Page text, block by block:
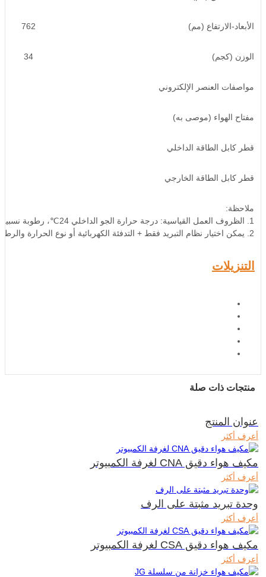
الأبعاد-الارتفاع (مم) 762
الوزن (كجم) 34
مواصفات العنصر الإلكتروني
مفتاح الهواء (موصى به)
قطر كابل الطاقة الداخلي
قطر كابل الطاقة الخارجي
ملاحظة:
1. الظروف العمل القياسية: درجة حرارة الجو الداخلي 24℃، رطوبة نسبية 50٪، درجة حرارة الجو الخارجي 35℃؛
2. يمكن اختيار نظام التبريد فقط + التدفئة الكهربائية أو نوع الحرارة والرطوبة الثابتة. يتم تكوين التيار العملي الأقصى ومفتاح الهواء الموصى به وفقًا لوحدة الحرارة والرطوبة الثابتة.
التنزيلات
منتجات ذات صلة
عنوان المنتج
أعرف أكثر
مكيف هواء دقيق CNA لغرفة الكمبيوتر
أعرف أكثر
وحدة تبريد مثبتة على الرف
أعرف أكثر
مكيف هواء دقيق CSA لغرفة الكمبيوتر
أعرف أكثر